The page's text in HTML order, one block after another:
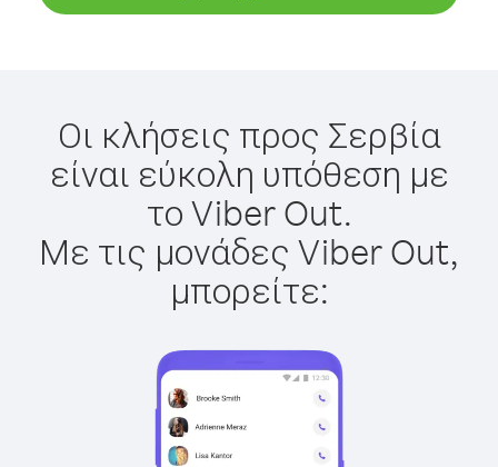
Οι κλήσεις προς Σερβία
είναι εύκολη υπόθεση με
το Viber Out.
Με τις μονάδες Viber Out,
μπορείτε: